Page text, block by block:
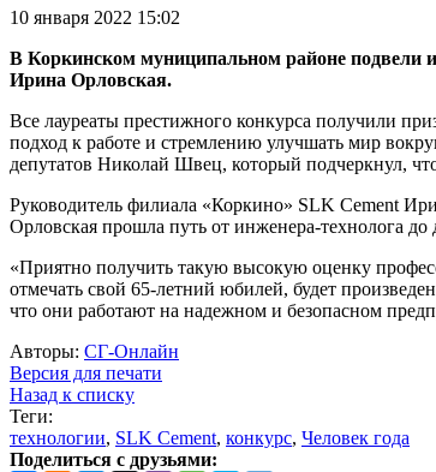
10 января 2022 15:02
В Коркинском муниципальном районе подвели
Ирина Орловская.
Все лауреаты престижного конкурса получили
подход к работе и стремлению улучшать мир
депутатов Николай Швец, который подчеркнул,
Руководитель филиала «Коркино» SLK Cement
Орловская прошла путь от инженера-технолога
«Приятно получить такую высокую оценку
отмечать свой 65-летний юбилей, будет
что они работают на надежном и безопасном
Авторы: СГ-Онлайн
Версия для печати
Назад к списку
Теги:
технологии, SLK Cement, конкурс, Человек года
Поделиться с друзьями: